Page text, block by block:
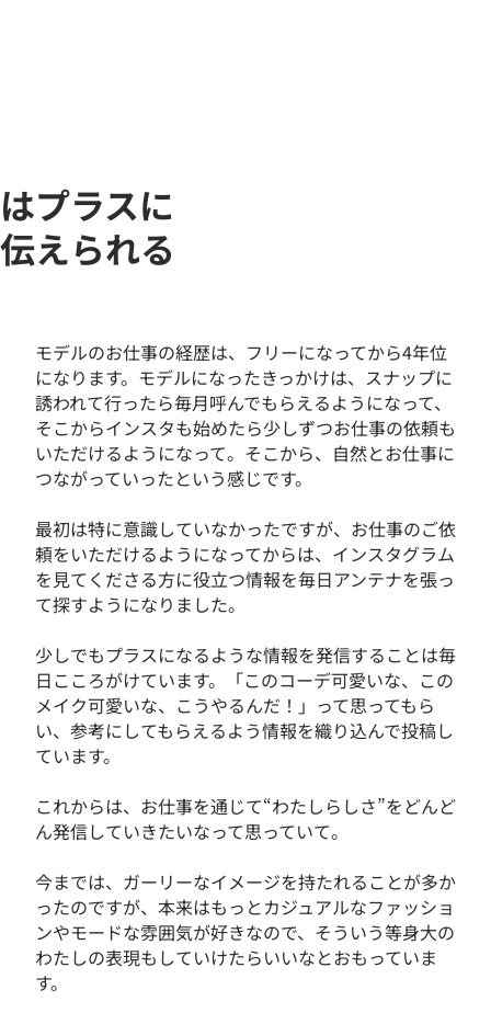
プラスに
えられる
モデルのお仕事の経歴は、フリーになってから4年位
になります。モデルになったきっかけは、スナップに
誘われて行ったら毎月呼んでもらえるようになって、
そこからインスタも始めたら少しずつお仕事の依頼も
いただけるようになって。そこから、自然とお仕事に
つながっていったという感じです。
最初は特に意識していなかったですが、お仕事のご依
頼をいただけるようになってからは、インスタグラム
を見てくださる方に役立つ情報を毎日アンテナを張っ
て探すようになりました。
少しでもプラスになるような情報を発信することは毎
日こころがけています。「このコーデ可愛いな、この
メイク可愛いな、こうやるんだ！」って思ってもら
い、参考にしてもらえるよう情報を織り込んで投稿し
ています。
これからは、お仕事を通じて“わたしらしさ”をどんど
ん発信していきたいなって思っていて。
今までは、ガーリーなイメージを持たれることが多か
ったのですが、本来はもっとカジュアルなファッショ
ンやモードな雰囲気が好きなので、そういう等身大の
わたしの表現もしていけたらいいなとおもっていま
す。